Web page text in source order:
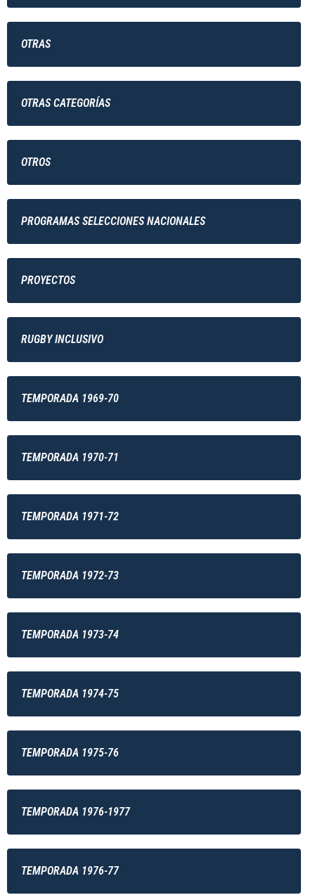
OTRAS
OTRAS CATEGORÍAS
OTROS
PROGRAMAS SELECCIONES NACIONALES
PROYECTOS
RUGBY INCLUSIVO
TEMPORADA 1969-70
TEMPORADA 1970-71
TEMPORADA 1971-72
TEMPORADA 1972-73
TEMPORADA 1973-74
TEMPORADA 1974-75
TEMPORADA 1975-76
TEMPORADA 1976-1977
TEMPORADA 1976-77